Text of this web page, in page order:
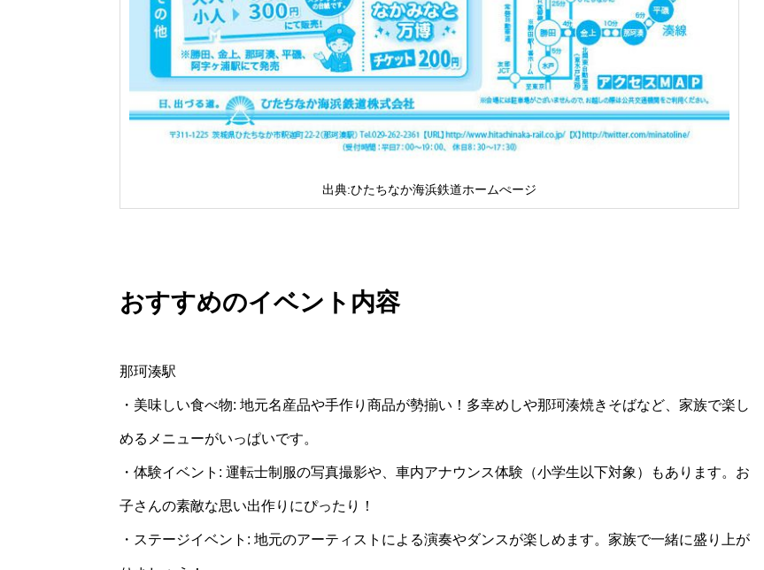
出典:ひたちなか海浜鉄道ホームぺージ
おすすめのイベント内容
那珂湊駅
・美味しい食べ物: 地元名産品や手作り商品が勢揃い！多幸めしや那珂湊焼きそばなど、家族で楽し
めるメニューがいっぱいです。
・体験イベント: 運転士制服の写真撮影や、車内アナウンス体験（小学生以下対象）もあります。お
子さんの素敵な思い出作りにぴったり！
・ステージイベント: 地元のアーティストによる演奏やダンスが楽しめます。家族で一緒に盛り上が